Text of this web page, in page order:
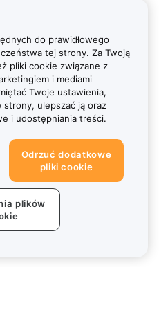
do prawidłowego
tej strony. Za Twoją
pliki cookie związane z
i mediami
Twoje ustawienia,
strony, ulepszać ją oraz
i udostępniania treści.
Odrzuć dodatkowe
pliki cookie
plików